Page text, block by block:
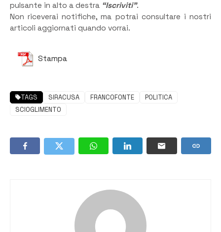
pulsante in alto a destra “Iscriviti”.
Non riceverai notifiche, ma potrai consultare i nostri
articoli aggiornati quando vorrai.
Stampa
TAGS SIRACUSA FRANCOFONTE
POLITICA
SCIOGLIMENTO